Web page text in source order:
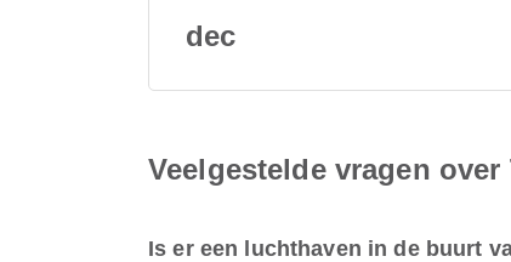
dec
Veelgestelde vragen
Is er een luchthaven in de buurt